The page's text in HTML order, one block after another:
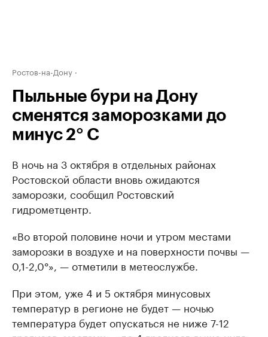
Ростов-на-Дону
Пыльные бури на Дону
сменятся заморозками до
минус 2° C
В ночь на 3 октября в отдельных районах
Ростовской области вновь ожидаются
заморозки, сообщил Ростовский
гидрометцентр.
«Во второй половине ночи и утром местами
заморозки в воздухе и на поверхности почвы —
0,1-2,0°», — отметили в метеослужбе.
При этом, уже 4 и 5 октября минусовых
температур в регионе не будет — ночью
температура будет опускаться не ниже 7-12